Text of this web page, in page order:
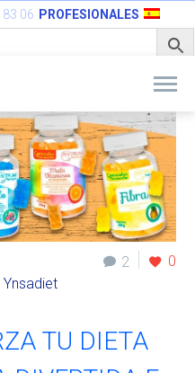
06 PROFESIONALES
2
0
Ynsadiet
TU DIETA